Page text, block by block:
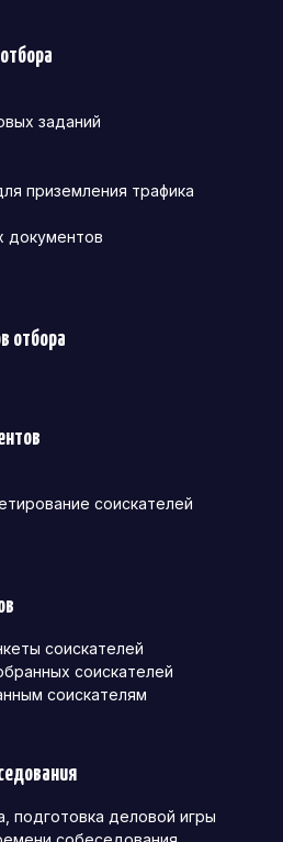
заданий
приземления трафика
документов
отбора
соискателей
соискателей
соискателей
соискателям
подготовка деловой игры